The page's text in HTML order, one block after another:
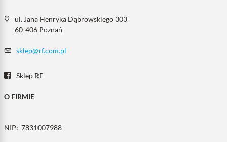
ul. Jana Henryka Dąbrowskiego 303
60-406 Poznań
sklep@rf.com.pl
Sklep RF
O FIRMIE
NIP: 7831007988